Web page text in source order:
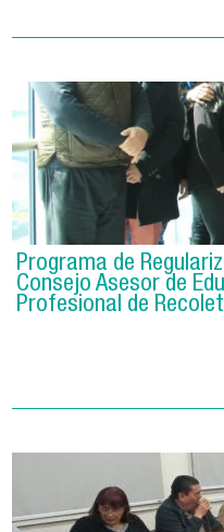
Programa de
Consejo Asesor de
Profesional de